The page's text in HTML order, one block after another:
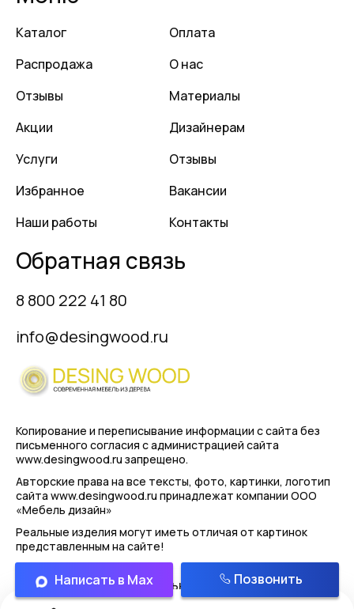
Каталог
Распродажа
Отзывы
Акции
Услуги
Избранное
Наши работы
Оплата
О нас
Материалы
Дизайнерам
Отзывы
Вакансии
Контакты
Обратная связь
8 800 222 41 80
info@desingwood.ru
Копирование и переписывание информации с сайта без
письменного согласия с администрацией сайта
www.desingwood.ru запрещено.
Авторские права на все тексты, фото, картинки, логотип
сайта www.desingwood.ru принадлежат компании ООО
«Мебель дизайн»
Реальные изделия могут иметь отличая от картинок
представленным на сайте!
Политика конфиденциальности
Написать в Max Позвонить